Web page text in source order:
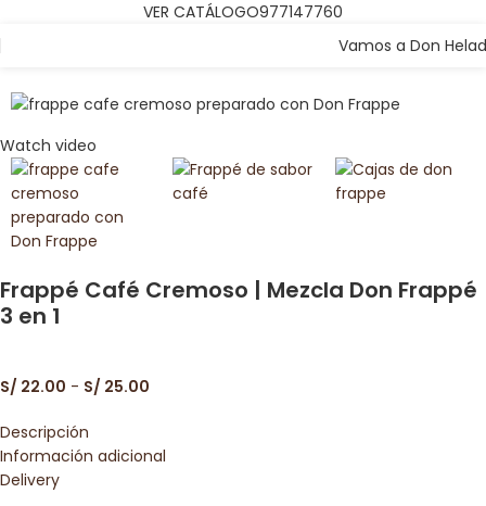
VER CATÁLOGO977147760
Vamos a Don
Watch video
Frappé Café Cremoso | Mezcla Don Frappé
3 en 1
S/ 22.00 - S/ 25.00
Descripción
Información adicional
Delivery